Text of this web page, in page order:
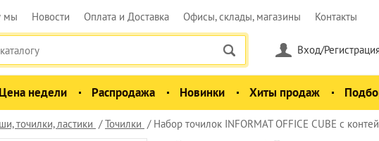
мы Новости Оплата и Доставка Офисы, склады, магазины Контакты
Вход/Регистрация
Цена недели Распродажа Новинки Хиты продаж
точилки, ластики Точилки Набор точилок INFORMAT OFFICE CUBE с